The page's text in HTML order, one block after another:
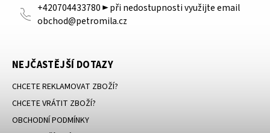
+420704433780 ► při nedostupnosti využijte email
obchod@petromila.cz
NEJČASTĚJŠÍ DOTAZY
CHCETE REKLAMOVAT ZBOŽÍ?
CHCETE VRÁTIT ZBOŽÍ?
OBCHODNÍ PODMÍNKY